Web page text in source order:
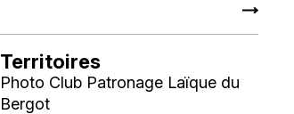
Territoires
Photo Club Patronage Laïque du
Bergot